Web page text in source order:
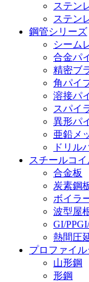
ステン
ステン
鋼管シリーズ
シーム
合金パ
精密ブ
角パイ
溶接パ
スパイ
異形パ
亜鉛メ
ドリル
スチールコ
合金板
炭素鋼
ボイラ
波型屋
GI/
熱間圧
プロファイ
山形鋼
形鋼